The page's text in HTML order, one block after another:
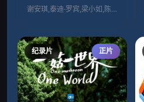
谢安琪,泰迪·罗宾,梁小如,陈诺霆,陈奂
纪录片 正片